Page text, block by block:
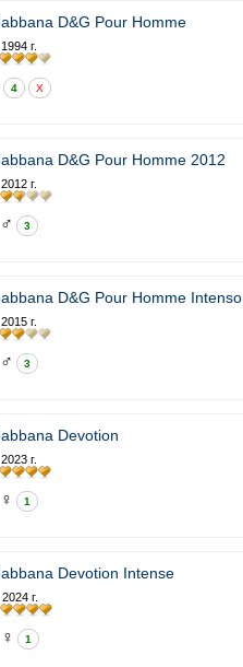
D&G Pour Homme
1994 г.
4 X
D&G Pour Homme 2012
2012 г.
♂ 3
D&G Pour Homme Intenso
2015 г.
♂ 3
Devotion
2023 г.
♀ 1
Devotion Intense
2024 г.
♀ 1